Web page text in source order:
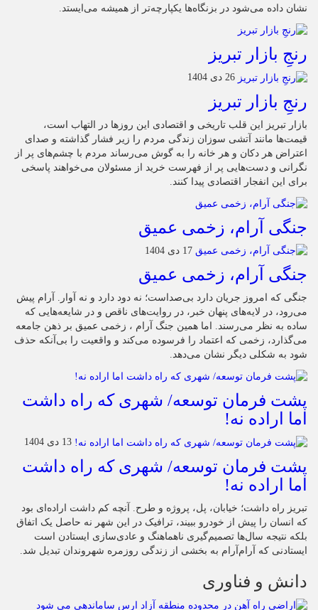
نشان داده می‌شود در بزنگاه‌ها یکپارچه‌تر از همیشه می‌ایستد.
رنجِ بازار تبریز
26 دی 1404
رنجِ بازار تبریز
بازار تبریز این قلب تاریخی و اقتصادی این روزها در التهاب است،
قیمت‌ها مانند آتشی سوزان زندگی مردم را زیر فشار گذاشته و صدای
اعتراض هر دکان و هر خانه را به گوش می‌رساند مردم با چشم‌های پر از
نگرانی و دست‌هایی پر از فهرست خرید از مسئولان می‌خواهند پاسخی
برای این انفجار اقتصادی پیدا کنند.
جنگی آرام، زخمی عمیق
17 دی 1404
جنگی آرام، زخمی عمیق
جنگی که امروز جریان دارد بی‌صداست؛ نه دود دارد و نه آوار. آرام پیش
می‌رود، در لایه‌های پنهان خبر، در روایت‌های ناقص و در شایعه‌هایی که
ساده به نظر می‌رسند. اما همین جنگ آرام ، زخمی عمیق بر ذهن جامعه
می‌گذارد، زخمی که اعتماد را فرسوده می‌کند و واقعیت را بی‌آنکه حذف
شود به شکلی دیگر نشان می‌دهد.
پشت فرمان توسعه/ شهری که راه داشت
اما اراده نه!
13 دی 1404
پشت فرمان توسعه/ شهری که راه داشت
اما اراده نه!
تبریز راه داشت؛ خیابان، پل، پروژه و طرح. آنچه کم داشت اراده‌ای بود
که انسان را پیش از خودرو ببیند، ترافیک در این شهر نه حاصل یک اتفاق
بلکه نتیجه سال‌ها تصمیم‌گیری ناهماهنگ و عادی‌سازی ایستادن است
ایستادنی که آرام‌آرام به بخشی از زندگی روزمره شهروندان تبدیل شد.
دانش و فناوری